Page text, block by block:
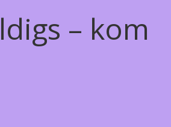
– kom